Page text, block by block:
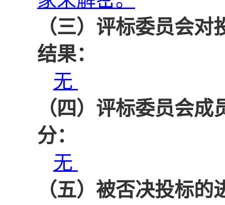
（三） 评标委员会对
结果：
无
（四） 评标委员会成
分：
无
（五） 被否决投标的